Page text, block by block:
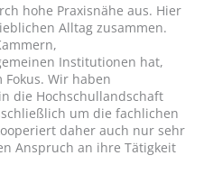
hohe Praxisnähe aus. Hier
Alltag zusammen.
Institutionen hat,
Wir haben
die Hochschullandschaft
um die fachlichen
daher auch nur sehr
Anspruch an ihre Tätigkeit